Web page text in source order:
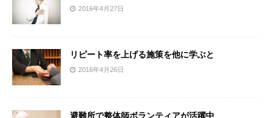
2016年4月27日
リピート率を上げる施策を他に学ぶと
2016年4月26日
避難所で整体師ボランティアが活躍中